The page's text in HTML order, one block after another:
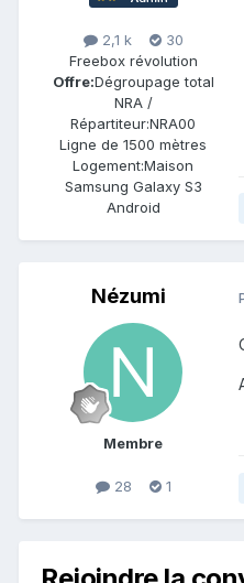
2,1 k
30
Freebox révolution
Offre:Dégroupage total
NRA /
Répartiteur:NRA00
Ligne de 1500 mètres
Logement:Maison
Samsung Galaxy S3
Android
Nézumi
Membre
28 1